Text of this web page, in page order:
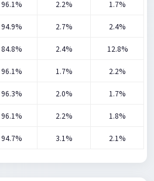
96.1% 2.2% 1.7%
94.9% 2.7% 2.4%
84.8% 2.4% 12.8%
96.1% 1.7% 2.2%
96.3% 2.0% 1.7%
96.1% 2.2% 1.8%
94.7% 3.1% 2.1%